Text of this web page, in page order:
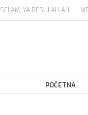
SELAM, YA RESULALLAH
POČETNA